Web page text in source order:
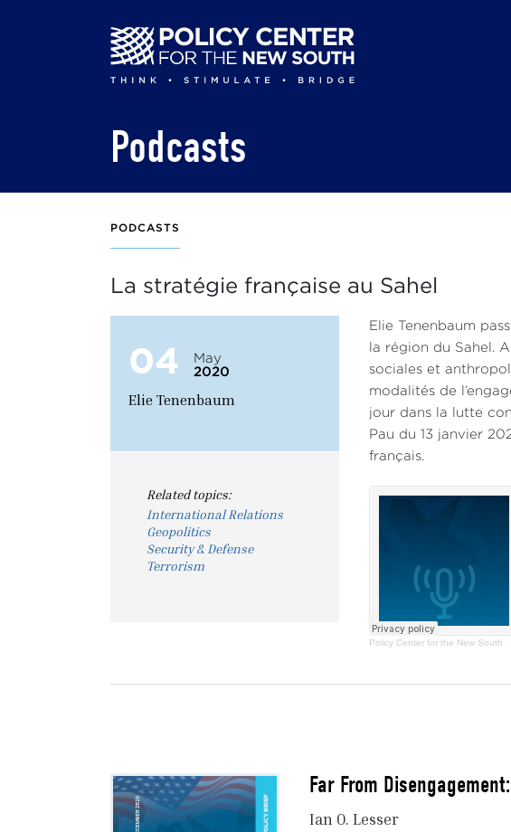
Podcasts
PODCASTS
La stratégie française au Sahel
04
May
2020
Elie Tenenbaum
Related topics:
International Relations
Geopolitics
Security & Defense
Terrorism
Elie Tenenbaum
la région du Sahel.
sociales et
modalités de
jour dans la lutte
Pau du 13 janvier
français.
Policy Center for the New South ·
Far From
Ian O. Lesser